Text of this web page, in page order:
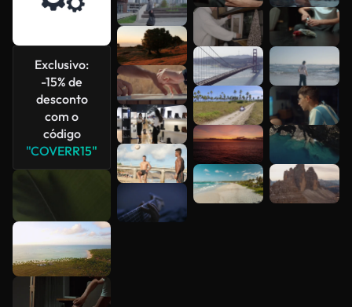
Exclusivo:
-15% de
desconto
com o
código
"COVERR15"